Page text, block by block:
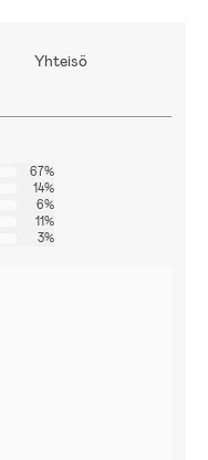
Yhteisö
67%
14%
6%
11%
3%